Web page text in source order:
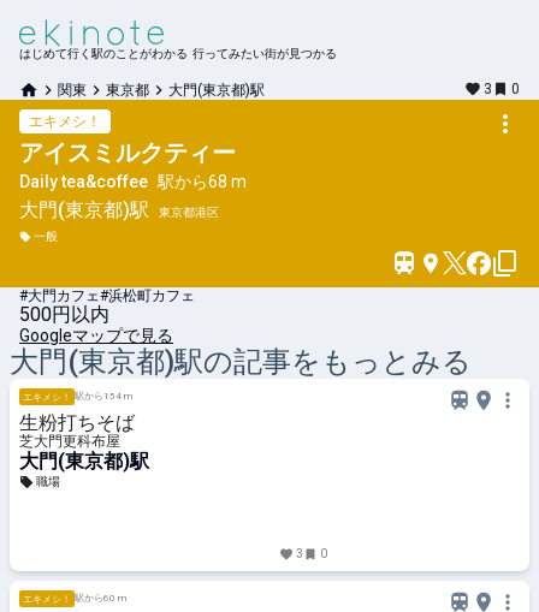
はじめて行く駅のことがわかる 行ってみたい街が見つかる
関東 東京都 大門(東京都)駅 3
0
エキメシ！
アイスミルクティー
Daily tea&coffee 駅から68 m
大門(東京都)駅
東京都港区
一般
#大門カフェ#浜松町カフェ
500円以内
Googleマップで見る
大門(東京都)駅の記事をもっとみる
エキメシ！ 駅から154 m
生粉打ちそば
芝大門更科布屋
大門(東京都)駅
職場
3 0
エキメシ！ 駅から60 m